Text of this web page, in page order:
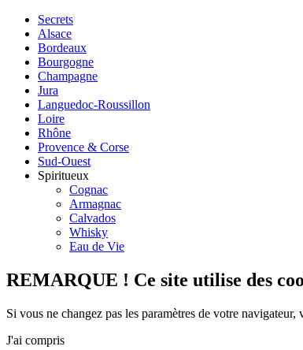
Secrets
Alsace
Bordeaux
Bourgogne
Champagne
Jura
Languedoc-Roussillon
Loire
Rhône
Provence & Corse
Sud-Ouest
Spiritueux
Cognac
Armagnac
Calvados
Whisky
Eau de Vie
REMARQUE ! Ce site utilise des
Si vous ne changez pas les paramètres de votre navigateur,
J'ai compris